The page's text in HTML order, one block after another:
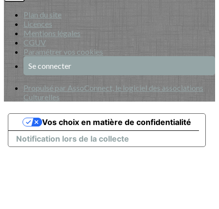
Plan du site
Licences
Mentions légales
CGUV
Paramétrer vos cookies
Se connecter
Propulsé par AssoConnect, le logiciel des associations
Culturelles
Notification lors de la collecte
Vos choix en matière de confidentialité